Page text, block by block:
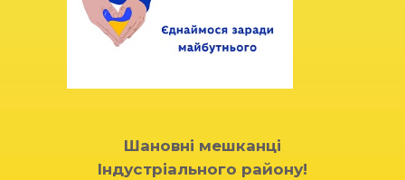
Шановні мешканці
Індустріального району!